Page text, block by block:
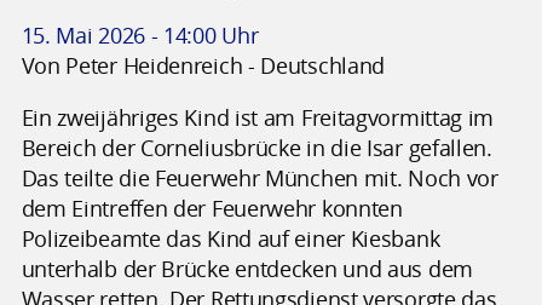
15. Mai 2026 - 14:00 Uhr
Von Peter Heidenreich - Deutschland
Ein zweijähriges Kind ist am Freitagvormittag im
Bereich der Corneliusbrücke in die Isar gefallen.
Das teilte die Feuerwehr München mit. Noch vor
dem Eintreffen der Feuerwehr konnten
Polizeibeamte das Kind auf einer Kiesbank
unterhalb der Brücke entdecken und aus dem
Wasser retten. Der Rettungsdienst versorgte das